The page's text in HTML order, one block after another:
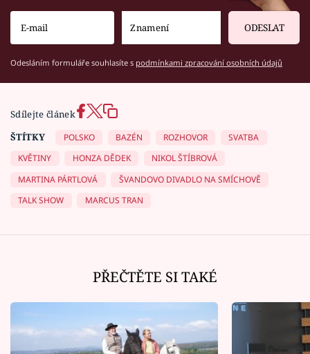
ODESLAT
Odesláním formuláře souhlasíte s podmínkami zpracování osobních údajů
Sdílejte článek
ŠTÍTKY
POLSKO BAZÉN ROZHOVOR
SVATBA
KVĚTINY
HONZA DĚDEK
NIKOL ŠTÍBROVÁ
MARTINA PÁRTLOVÁ
ŠVANDOVO DIVADLO NA SMÍCHOVĚ
TALK SHOW
MARCUS TRAN
PŘEČTĚTE SI TAKÉ